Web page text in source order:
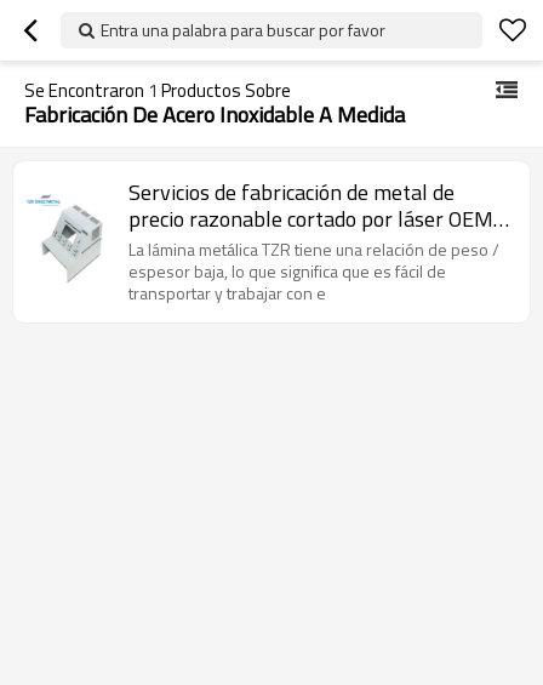
Entra una palabra para buscar por favor
Se Encontraron 1 Productos Sobre
Fabricación De Acero Inoxidable A Medida
Servicios de fabricación de metal de
precio razonable cortado por láser OEM
Fabricación de chapa personalizada
La lámina metálica TZR tiene una relación de peso /
espesor baja, lo que significa que es fácil de
transportar y trabajar con e